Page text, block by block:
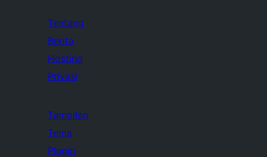
Tentang
Berita
Hosting
Privasi
Tampilan
Tema
Plugin